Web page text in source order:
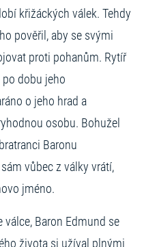
křižáckých válek. Tehdy
pověřil, aby se svými
proti pohanům. Rytíř
dobu jeho
o jeho hrad a
osobu. Bohužel
Baronu
vůbec z války vrátí,
jméno.
Baron Edmund se
života si užíval plnými